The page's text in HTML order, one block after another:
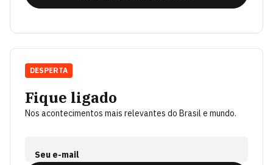
Fique ligado
Nos acontecimentos mais relevantes do Brasil e mundo.
Seu e-mail
DESPERTA